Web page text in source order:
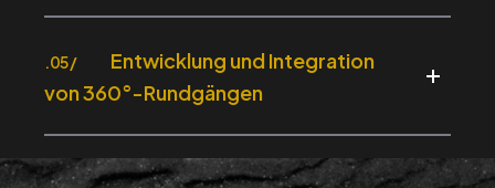
.05 /
Entwicklung und Integration
von 360°-Rundgängen